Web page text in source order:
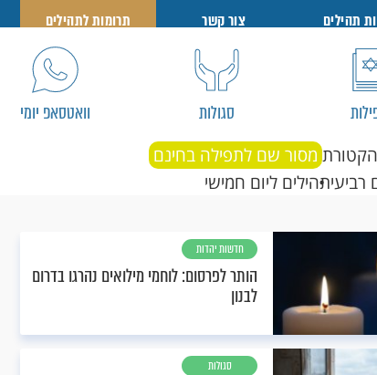
תהילים צור קשר תרומות לתהילים
סגולות וואטסאפ יומי
מסור שם לתפילה בחינם
רביעיתהילים ליום חמישי
חדשות יהדות
הותר לפרסום: לוחמי מילואים נהרגו בדרום
לבנון
סגולות